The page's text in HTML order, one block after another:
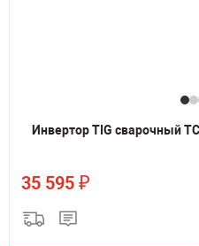
Инвертор TIG сварочный
35 595 ₽